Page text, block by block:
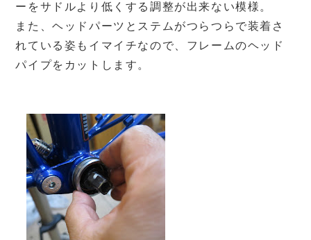
ーをサドルより低くする調整が出来ない模様。
また、ヘッドパーツとステムがつらつらで装着さ
れている姿もイマイチなので、フレームのヘッド
パイプをカットします。